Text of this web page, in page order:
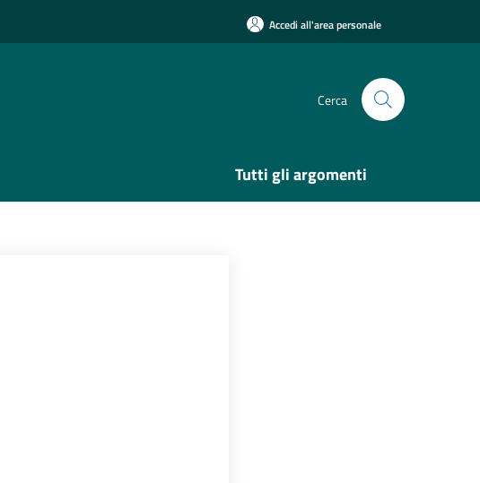
Accedi all'area personale
Cerca
Tutti gli argomenti